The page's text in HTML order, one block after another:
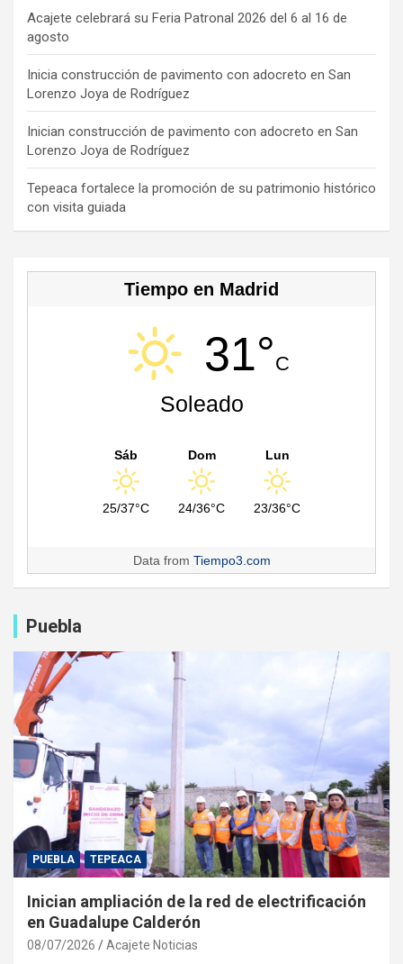
o
k
s
m
b
e
C
h
a
n
n
el
Acajete celebrará su Feria Patronal 2026 del 6 al 16 de
agosto
Inicia construcción de pavimento con adocreto en San
Lorenzo Joya de Rodríguez
Inician construcción de pavimento con adocreto en San
Lorenzo Joya de Rodríguez
Tepeaca fortalece la promoción de su patrimonio histórico
con visita guiada
Tiempo en Madrid
31°C
Soleado
Sáb
25/37°C
Dom
24/36°C
Lun
23/36°C
Data from Tiempo3.com
Puebla
PUEBLA TEPEACA
Inician ampliación de la red de electrificación
en Guadalupe Calderón
08/07/2026 Acajete Noticias